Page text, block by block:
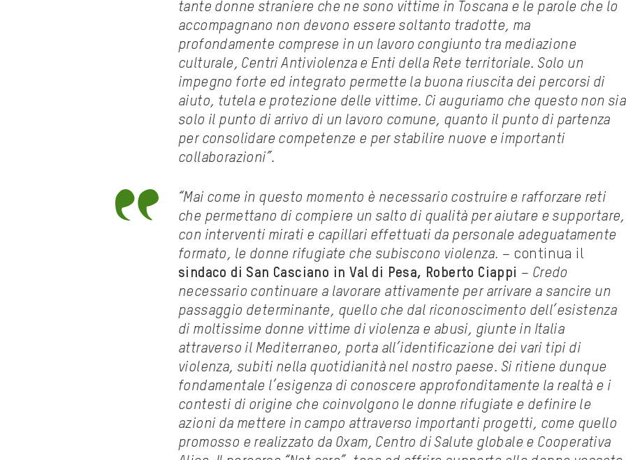
tante donne straniere che ne sono vittime in Toscana e le parole che lo
accompagnano non devono essere soltanto tradotte, ma
profondamente comprese in un lavoro congiunto tra mediazione
culturale, Centri Antiviolenza e Enti della Rete territoriale. Solo un
impegno forte ed integrato permette la buona riuscita dei percorsi di
aiuto, tutela e protezione delle vittime. Ci auguriamo che questo non sia
solo il punto di arrivo di un lavoro comune, quanto il punto di partenza
per consolidare competenze e per stabilire nuove e importanti
collaborazioni”.
“Mai come in questo momento è necessario costruire e rafforzare reti
che permettano di compiere un salto di qualità per aiutare e supportare,
con interventi mirati e capillari effettuati da personale adeguatamente
formato, le donne rifugiate che subiscono violenza. – continua il
sindaco di San Casciano in Val di Pesa, Roberto Ciappi – Credo
necessario continuare a lavorare attivamente per arrivare a sancire un
passaggio determinante, quello che dal riconoscimento dell’esistenza
di moltissime donne vittime di violenza e abusi, giunte in Italia
attraverso il Mediterraneo, porta all’identificazione dei vari tipi di
violenza, subiti nella quotidianità nel nostro paese. Si ritiene dunque
fondamentale l’esigenza di conoscere approfonditamente la realtà e i
contesti di origine che coinvolgono le donne rifugiate e definire le
azioni da mettere in campo attraverso importanti progetti, come quello
promosso e realizzato da Oxam, Centro di Salute globale e Cooperativa